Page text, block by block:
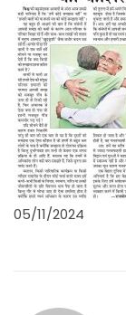
05/11/2024